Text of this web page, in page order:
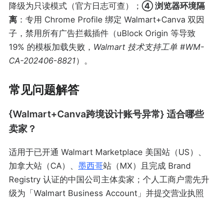
降级为只读模式（官方日志可查）； ④ 浏览器环境隔
离：专用 Chrome Profile 绑定 Walmart+Canva 双因
子，禁用所有广告拦截插件（uBlock Origin 等导致
19% 的模板加载失败， Walmart 技术支持工单 #WM-
CA-202406-8821）。
常见问题解答
{Walmart+Canva跨境设计账号异常} 适合哪些
卖家？
适用于已开通 Walmart Marketplace 美国站（US）、
加拿大站（CA）、 墨西哥站（MX）且完成 Brand
Registry 认证的中国公司主体卖家；个人工商户需先升
级为「Walmart Business Account」并提交营业执照